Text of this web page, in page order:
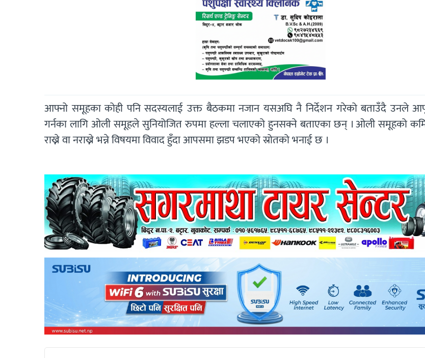
आफ्नो समूहका कोही पनि सदस्यलाई उक्त बैठकमा नजान यसअघि नै निर्देशन गरेको बताउँदै उनले
गर्नका लागि ओली समूहले सुनियोजित रुपमा हल्ला चलाएको हुनसक्ने बताएका छन् । ओली समूहको
राख्ने वा नराख्ने भन्ने विषयमा विवाद हुँदा आपसमा झडप भएको स्रोतको भनाई छ ।